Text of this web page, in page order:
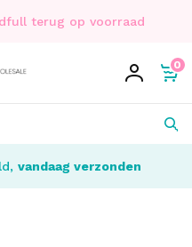
terug op voorraad
0
vandaag verzonden